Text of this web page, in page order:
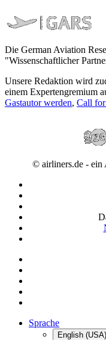
Die German Aviation
"Wissenschaftlicher
Unsere Redaktion wird
einem Expertengremium
Gastautor werden, Call for
© airliners.de - ein
Sprache
English (USA)